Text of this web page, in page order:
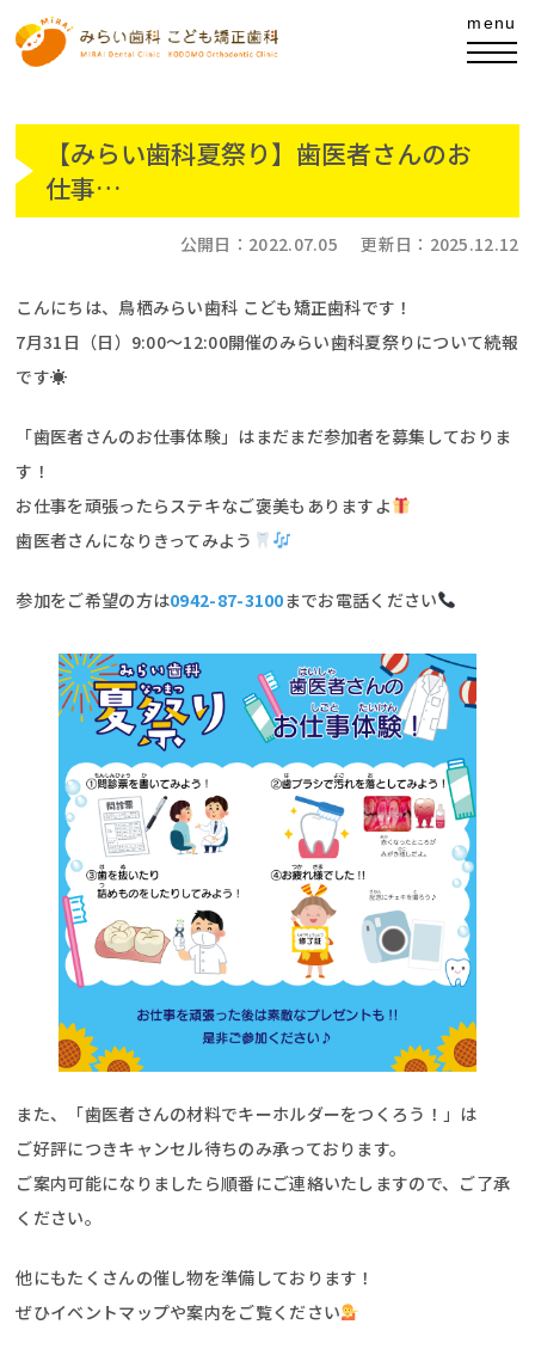
【みらい歯科夏祭り】歯医者さんのお
仕事…
公開日： 2022.07.05 更新日： 2025.12.12
こんにちは、鳥栖みらい歯科 こども矯正歯科です！
7月31日（日）9:00～12:00開催のみらい歯科夏祭りについて続報
です☀
「歯医者さんのお仕事体験」はまだまだ参加者を募集しておりま
す！
お仕事を頑張ったらステキなご褒美もありますよ
歯医者さんになりきってみよう
参加をご希望の方は0942-87-3100までお電話ください
また、「歯医者さんの材料でキーホルダーをつくろう！」は
ご好評につきキャンセル待ちのみ承っております。
ご案内可能になりましたら順番にご連絡いたしますので、ご了承
ください。
他にもたくさんの催し物を準備しております！
ぜひイベントマップや案内をご覧ください